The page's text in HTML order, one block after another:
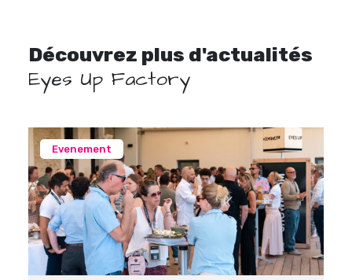
Découvrez plus d'actualités
Eyes Up Factory
Evenement